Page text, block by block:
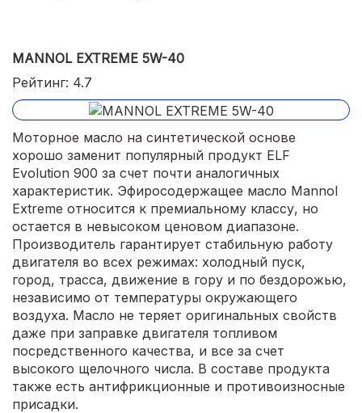
MANNOL EXTREME 5W-40
Рейтинг: 4.7
Моторное масло на синтетической основе
хорошо заменит популярный продукт ELF
Evolution 900 за счет почти аналогичных
характеристик. Эфиросодержащее масло Mannol
Extreme относится к премиальному классу, но
остается в невысоком ценовом диапазоне.
Производитель гарантирует стабильную работу
двигателя во всех режимах: холодный пуск,
город, трасса, движение в гору и по бездорожью,
независимо от температуры окружающего
воздуха. Масло не теряет оригинальных свойств
даже при заправке двигателя топливом
посредственного качества, и все за счет
высокого щелочного числа. В составе продукта
также есть антифрикционные и противоизносные
присадки.